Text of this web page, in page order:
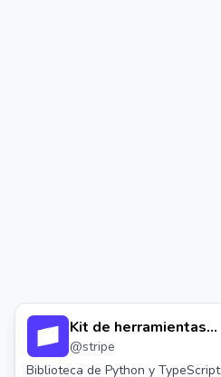
Kit de herramientas
de Stripe Agent
@stripe
Biblioteca de Python y TypeScript